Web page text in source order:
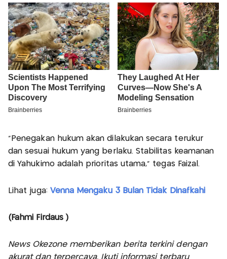
“Penegakan hukum akan dilakukan secara terukur
dan sesuai hukum yang berlaku. Stabilitas keamanan
di Yahukimo adalah prioritas utama,” tegas Faizal.
Lihat juga: Venna Mengaku 3 Bulan Tidak Dinafkahi
(Fahmi Firdaus )
News Okezone memberikan berita terkini dengan
akurat dan terpercaya. Ikuti informasi terbaru